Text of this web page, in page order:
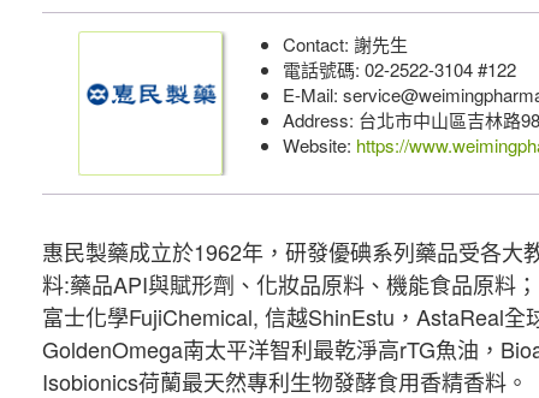
Contact: 謝先生
電話號碼: 02-2522-3104 #122
E-Mail:
Address: 台北市中山區吉林路
Website: https://
惠民製藥成立於1962年，研發優碘系列藥品受各大
料:藥品API與賦形劑、化妝品原料、機能食品原料
富士化學FujiChemical, 信越ShinEstu，AstaReal
GoldenOmega南太平洋智利最乾淨高rTG魚油，
Isobionics荷蘭最天然專利生物發酵食用香精香料。